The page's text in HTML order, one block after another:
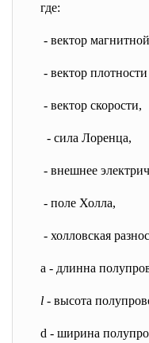
где:
- вектор
- вектор плотности
- вектор скорости,
- сила Лоренца,
- внешнее
- поле Холла,
- холловская
a - длинна
l - высота
d - ширина